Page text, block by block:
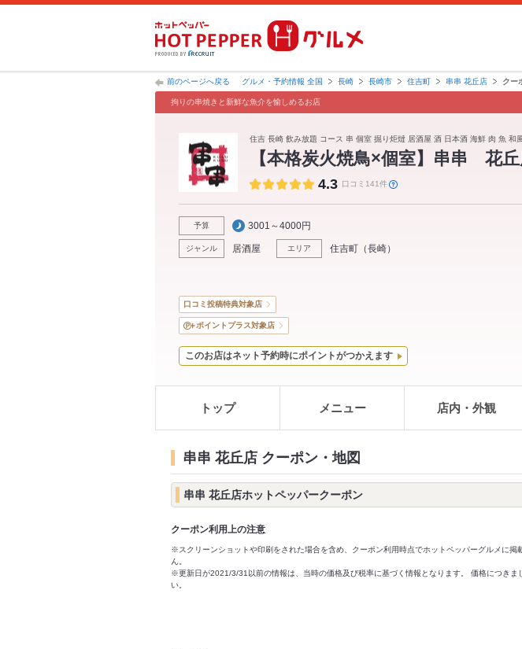
前のページへ戻る グルメ・予約情報 全国 長崎 長崎市 住吉町 串串 花丘店 クー
拘りの串焼きと新鮮な魚介を愉しめるお店
住吉 長崎 飲み放題 コース 串 個室 掘り炬燵 居酒屋 酒 日本酒 海鮮 肉 魚 和
【本格炭火焼鳥×個室】串串 花
4.3 口コミ141件
予算 3001～4000円
ジャンル 居酒屋 エリア 住吉町 （長崎）
口コミ投稿特典対象店
ポイントプラス対象店
このお店はネット予約時にポイントがつかえます
トップ メニュー 店内・外観
串串 花丘店 クーポン・地図
串串 花丘店ホットペッパークーポン
クーポン利用上の注意
※スクリーンショットや印刷をされた場合を含め、クーポン利用時点でホットペッパーグルメに掲
ん。
※更新日が2021/3/31以前の情報は、当時の価格及び税率に基づく情報となります。 価格につきま
い。